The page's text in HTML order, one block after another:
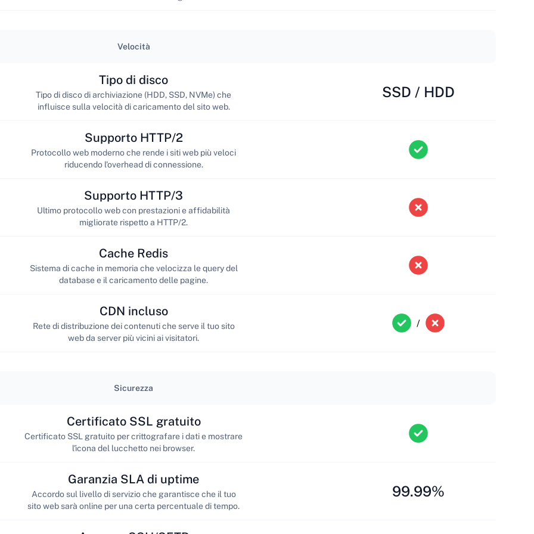
Velocità
Tipo di disco
Tipo di disco di archiviazione (HDD, SSD, NVMe) che
influisce sulla velocità di caricamento del sito web.
SSD / HDD
Supporto HTTP/2
Protocollo web moderno che rende i siti web più veloci
riducendo l'overhead di connessione.
Supporto HTTP/3
Ultimo protocollo web con prestazioni e affidabilità
migliorate rispetto a HTTP/2.
Cache Redis
Sistema di cache in memoria che velocizza le query del
database e il caricamento delle pagine.
CDN incluso
Rete di distribuzione dei contenuti che serve il tuo sito
web da server più vicini ai visitatori.
/
Sicurezza
Certificato SSL gratuito
Certificato SSL gratuito per crittografare i dati e mostrare
l'icona del lucchetto nei browser.
Garanzia SLA di uptime
Accordo sul livello di servizio che garantisce che il tuo
sito web sarà online per una certa percentuale di tempo.
99.99%